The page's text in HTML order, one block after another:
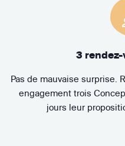
3
Pas de mauvaise surprise.
engagement trois
jours leur